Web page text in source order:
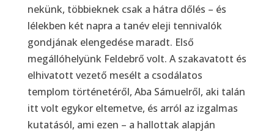
nekünk, többieknek csak a hátra dőlés – és
lélekben két napra a tanév eleji tennivalók
gondjának elengedése maradt. Első
megállóhelyünk Feldebrő volt. A szakavatott és
elhivatott vezető mesélt a csodálatos
templom történetéről, Aba Sámuelről, aki talán
itt volt egykor eltemetve, és arról az izgalmas
kutatásól, ami ezen – a hallottak alapján